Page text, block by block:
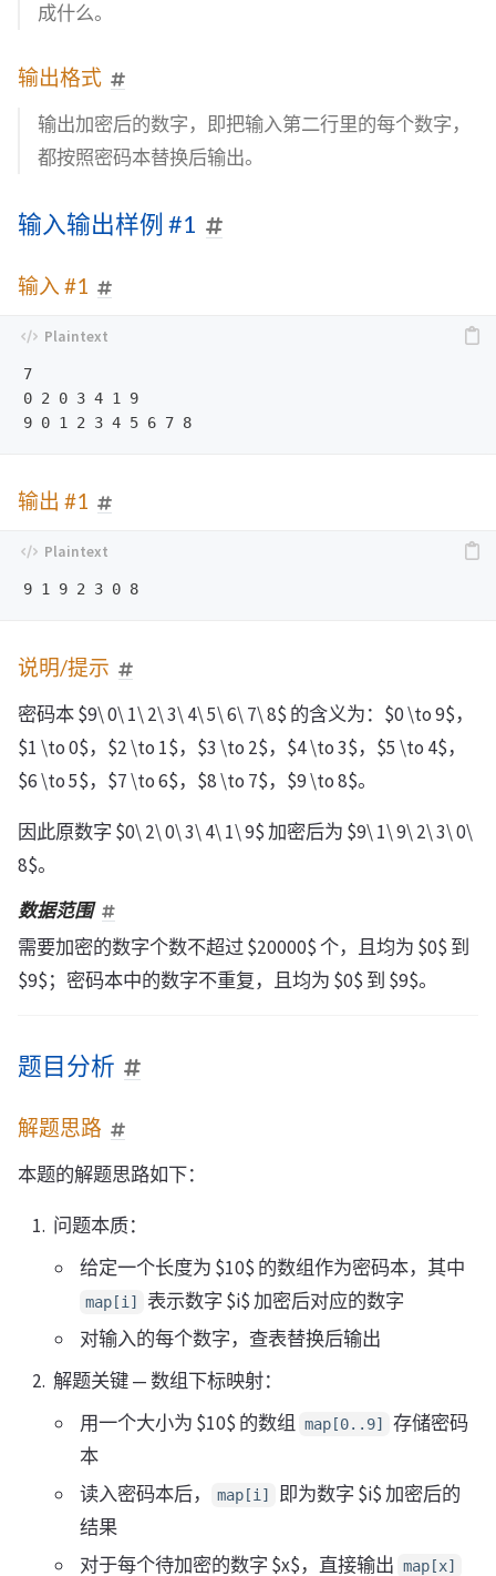
成什么。
输出格式
输出加密后的数字，即把输入第二行里的每个数字，
都按照密码本替换后输出。
输入输出样例 #1
输入 #1
7
0 2 0 3 4 1 9
输出 #1
说明/提示
密码本 $9\ 0\ 1\ 2\ 3\ 4\ 5\ 6\ 7\ 8$ 的含义为：$0 \to 9$，
$1 \to 0$，$2 \to 1$，$3 \to 2$，$4 \to 3$，$5 \to 4$，
$6 \to 5$，$7 \to 6$，$8 \to 7$，$9 \to 8$。
因此原数字 $0\ 2\ 0\ 3\ 4\ 1\ 9$ 加密后为 $9\ 1\ 9\ 2\ 3\ 0\
8$。
数据范围
需要加密的数字个数不超过 $20000$ 个，且均为 $0$ 到
$9$；密码本中的数字不重复，且均为 $0$ 到 $9$。
题目分析
解题思路
本题的解题思路如下：
问题本质：
给定一个长度为 $10$ 的数组作为密码本，其中
map[i]
表示数字 $i$ 加密后对应的数字
对输入的每个数字，查表替换后输出
解题关键 — 数组下标映射：
用一个大小为 $10$ 的数组
map[0..9]
存储密码
本
读入密码本后，
map[i]
即为数字 $i$ 加密后的
结果
对于每个待加密的数字 $x$，直接输出 map[x]